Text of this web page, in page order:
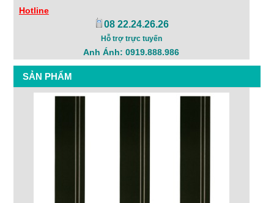
Hotline
08 22.24.26.26
Hỗ trợ trực tuyến
Anh Ánh: 0919.888.986
SẢN PHẨM